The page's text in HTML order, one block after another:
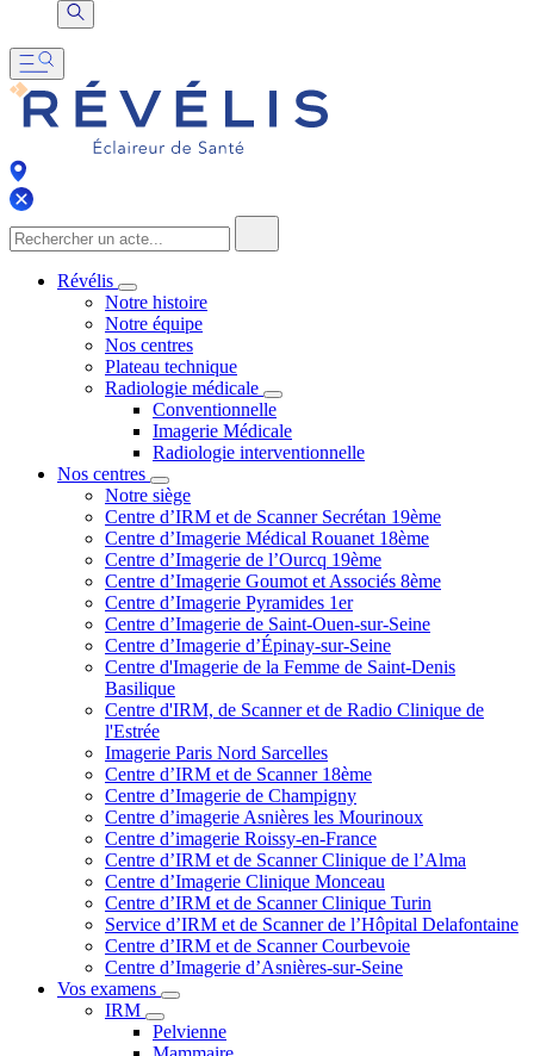
Révélis
Notre histoire
Notre équipe
Nos centres
Plateau technique
Radiologie médicale
Conventionnelle
Imagerie Médicale
Radiologie interventionnelle
Nos centres
Notre siège
Centre d’IRM et de Scanner Secrétan 19ème
Centre d’Imagerie Médical Rouanet 18ème
Centre d’Imagerie de l’Ourcq 19ème
Centre d’Imagerie Goumot et Associés 8ème
Centre d’Imagerie Pyramides 1er
Centre d’Imagerie de Saint-Ouen-sur-Seine
Centre d’Imagerie d’Épinay-sur-Seine
Centre d'Imagerie de la Femme de Saint-Denis
Basilique
Centre d'IRM, de Scanner et de Radio Clinique de
l'Estrée
Imagerie Paris Nord Sarcelles
Centre d’IRM et de Scanner 18ème
Centre d’Imagerie de Champigny
Centre d’imagerie Asnières les Mourinoux
Centre d’imagerie Roissy-en-France
Centre d’IRM et de Scanner Clinique de l’Alma
Centre d’Imagerie Clinique Monceau
Centre d’IRM et de Scanner Clinique Turin
Service d’IRM et de Scanner de l’Hôpital Delafontaine
Centre d’IRM et de Scanner Courbevoie
Centre d’Imagerie d’Asnières-sur-Seine
Vos examens
IRM
Pelvienne